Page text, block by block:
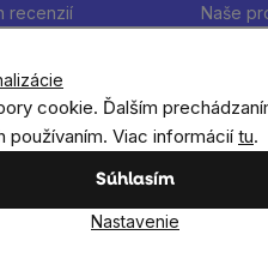
cookie. Ďalším
používaním. Viac informácií tu.
Súhlasím
Nastavenie
recenzií Naše
Hľadať
Výživové doplnky
obilniny, pseudoobilniny